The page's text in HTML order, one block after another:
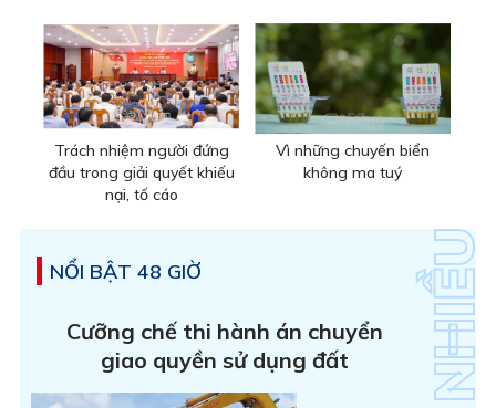
Trách nhiệm người đứng
đầu trong giải quyết khiếu
nại, tố cáo
Vì những chuyến biển
không ma tuý
NỔI BẬT 48 GIỜ
Cưỡng chế thi hành án chuyển
giao quyền sử dụng đất